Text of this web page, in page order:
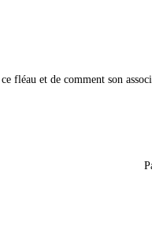
fléau et de comment son